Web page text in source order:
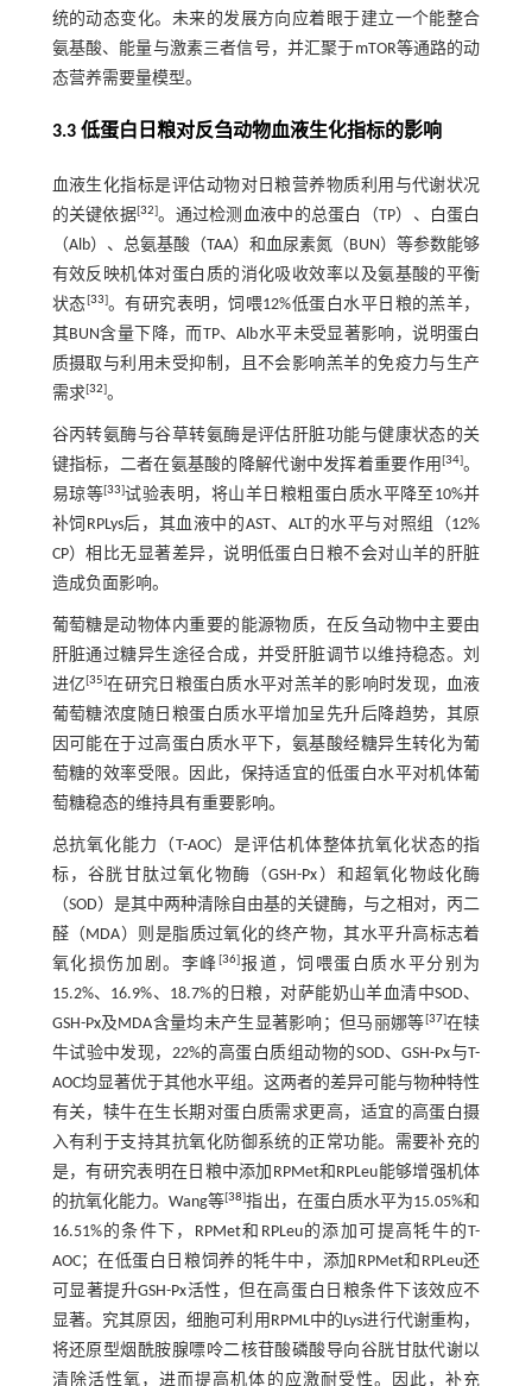
统的动态变化。未来的发展方向应着眼于建立一个能整合
氨基酸、能量与激素三者信号，并汇聚于mTOR等通路的动
态营养需要量模型。
3.3 低蛋白日粮对反刍动物血液生化指标的影响
血液生化指标是评估动物对日粮营养物质利用与代谢状况
的关键依据[32]。通过检测血液中的总蛋白（TP）、白蛋白
（Alb）、总氨基酸（TAA）和血尿素氮（BUN）等参数能够
有效反映机体对蛋白质的消化吸收效率以及氨基酸的平衡
状态[33]。有研究表明，饲喂12%低蛋白水平日粮的羔羊，
其BUN含量下降，而TP、Alb水平未受显著影响，说明蛋白
质摄取与利用未受抑制，且不会影响羔羊的免疫力与生产
需求[32]。
谷丙转氨酶与谷草转氨酶是评估肝脏功能与健康状态的关
键指标，二者在氨基酸的降解代谢中发挥着重要作用[34]。
易琼等[33]试验表明，将山羊日粮粗蛋白质水平降至10%并
补饲RPLys后，其血液中的AST、ALT的水平与对照组（12%
CP）相比无显著差异，说明低蛋白日粮不会对山羊的肝脏
造成负面影响。
葡萄糖是动物体内重要的能源物质，在反刍动物中主要由
肝脏通过糖异生途径合成，并受肝脏调节以维持稳态。刘
进亿[35]在研究日粮蛋白质水平对羔羊的影响时发现，血液
葡萄糖浓度随日粮蛋白质水平增加呈先升后降趋势，其原
因可能在于过高蛋白质水平下，氨基酸经糖异生转化为葡
萄糖的效率受限。因此，保持适宜的低蛋白水平对机体葡
萄糖稳态的维持具有重要影响。
总抗氧化能力（T-AOC）是评估机体整体抗氧化状态的指
标，谷胱甘肽过氧化物酶（GSH-Px）和超氧化物歧化酶
（SOD）是其中两种清除自由基的关键酶，与之相对，丙二
醛（MDA）则是脂质过氧化的终产物，其水平升高标志着
氧化损伤加剧。李峰 [36]报道，饲喂蛋白质水平分别为
15.2%、16.9%、18.7%的日粮，对萨能奶山羊血清中SOD、
GSH-Px及MDA含量均未产生显著影响；但马丽娜等[37]在犊
牛试验中发现，22%的高蛋白质组动物的SOD、GSH-Px与T-
AOC均显著优于其他水平组。这两者的差异可能与物种特性
有关，犊牛在生长期对蛋白质需求更高，适宜的高蛋白摄
入有利于支持其抗氧化防御系统的正常功能。需要补充的
是，有研究表明在日粮中添加RPMet和RPLeu能够增强机体
的抗氧化能力。Wang等[38]指出，在蛋白质水平为15.05%和
16.51%的条件下，RPMet和RPLeu的添加可提高牦牛的T-
AOC；在低蛋白日粮饲养的牦牛中，添加RPMet和RPLeu还
可显著提升GSH-Px活性，但在高蛋白日粮条件下该效应不
显著。究其原因，细胞可利用RPML中的Lys进行代谢重构，
将还原型烟酰胺腺嘌呤二核苷酸磷酸导向谷胱甘肽代谢以
清除活性氧，进而提高机体的应激耐受性。因此，补充